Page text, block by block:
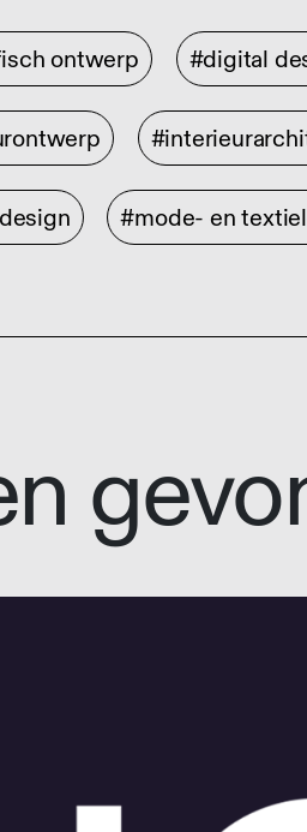
ontwerp #digital
#mode- en